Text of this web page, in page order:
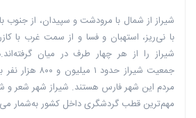
شیراز از شمال با مرودشت و سپیدان، از جنوب
با نی‌ریز، استهبان و فسا و از سمت غرب با
مردم این شهر فارس هستند. شیراز شهر شعر و
مهم‌ترین قطب‌ گردشگری داخل کشور به‌شمار